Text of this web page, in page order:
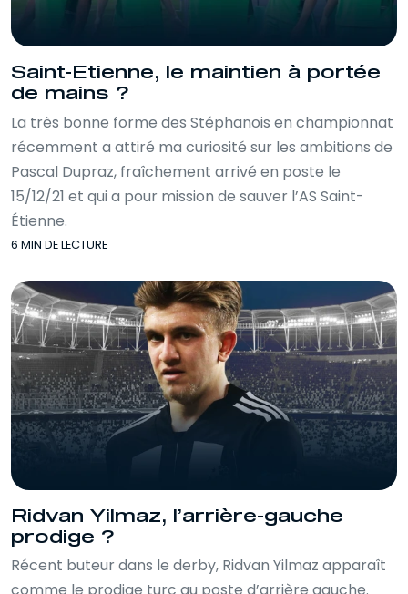
Saint-Etienne, le maintien à portée
de mains ?
La très bonne forme des Stéphanois en championnat
récemment a attiré ma curiosité sur les ambitions de
Pascal Dupraz, fraîchement arrivé en poste le
15/12/21 et qui a pour mission de sauver l’AS Saint-
Étienne.
6 MIN DE LECTURE
Ridvan Yilmaz, l’arrière-gauche
prodige ?
Récent buteur dans le derby, Ridvan Yilmaz apparaît